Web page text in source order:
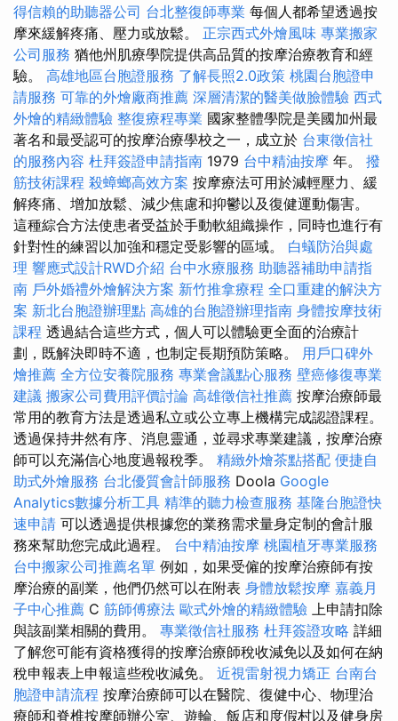
得信賴的助聽器公司 台北整復師專業 每個人都希望透過按
摩來緩解疼痛、壓力或放鬆。 正宗西式外燴風味 專業搬家
公司服務 猶他州肌療學院提供高品質的按摩治療教育和經
驗。 高雄地區台胞證服務 了解長照2.0政策 桃園台胞證申
請服務 可靠的外燴廠商推薦 深層清潔的醫美做臉體驗 西式
外燴的精緻體驗 整復療程專業 國家整體學院是美國加州最
著名和最受認可的按摩治療學校之一，成立於 台東徵信社
的服務內容 杜拜簽證申請指南 1979 台中精油按摩 年。 撥
筋技術課程 殺蟑螂高效方案 按摩療法可用於減輕壓力、緩
解疼痛、增加放鬆、減少焦慮和抑鬱以及復健運動傷害。
這種綜合方法使患者受益於手動軟組織操作，同時也進行有
針對性的練習以加強和穩定受影響的區域。 白蟻防治與處
理 響應式設計RWD介紹 台中水療服務 助聽器補助申請指
南 戶外婚禮外燴解決方案 新竹推拿療程 全口重建的解決方
案 新北台胞證辦理點 高雄的台胞證辦理指南 身體按摩技術
課程 透過結合這些方式，個人可以體驗更全面的治療計
劃，既解決即時不適，也制定長期預防策略。 用戶口碑外
燴推薦 全方位安養院服務 專業會議點心服務 壁癌修復專業
建議 搬家公司費用評價討論 高雄徵信社推薦 按摩治療師最
常用的教育方法是透過私立或公立專上機構完成認證課程。
透過保持井然有序、消息靈通，並尋求專業建議，按摩治療
師可以充滿信心地度過報稅季。 精緻外燴茶點搭配 便捷自
助式外燴服務 台北優質會計師服務 Doola Google
Analytics數據分析工具 精準的聽力檢查服務 基隆台胞證快
速申請 可以透過提供根據您的業務需求量身定制的會計服
務來幫助您完成此過程。 台中精油按摩 桃園植牙專業服務
台中搬家公司推薦名單 例如，如果受僱的按摩治療師有按
摩治療的副業，他們仍然可以在附表 身體放鬆按摩 嘉義月
子中心推薦 C 筋師傅療法 歐式外燴的精緻體驗 上申請扣除
與該副業相關的費用。 專業徵信社服務 杜拜簽證攻略 詳細
了解您可能有資格獲得的按摩治療師稅收減免以及如何在納
稅申報表上申報這些稅收減免。 近視雷射視力矯正 台南台
胞證申請流程 按摩治療師可以在醫院、復健中心、物理治
療師和脊椎按摩師辦公室、遊輪、飯店和度假村以及健身房